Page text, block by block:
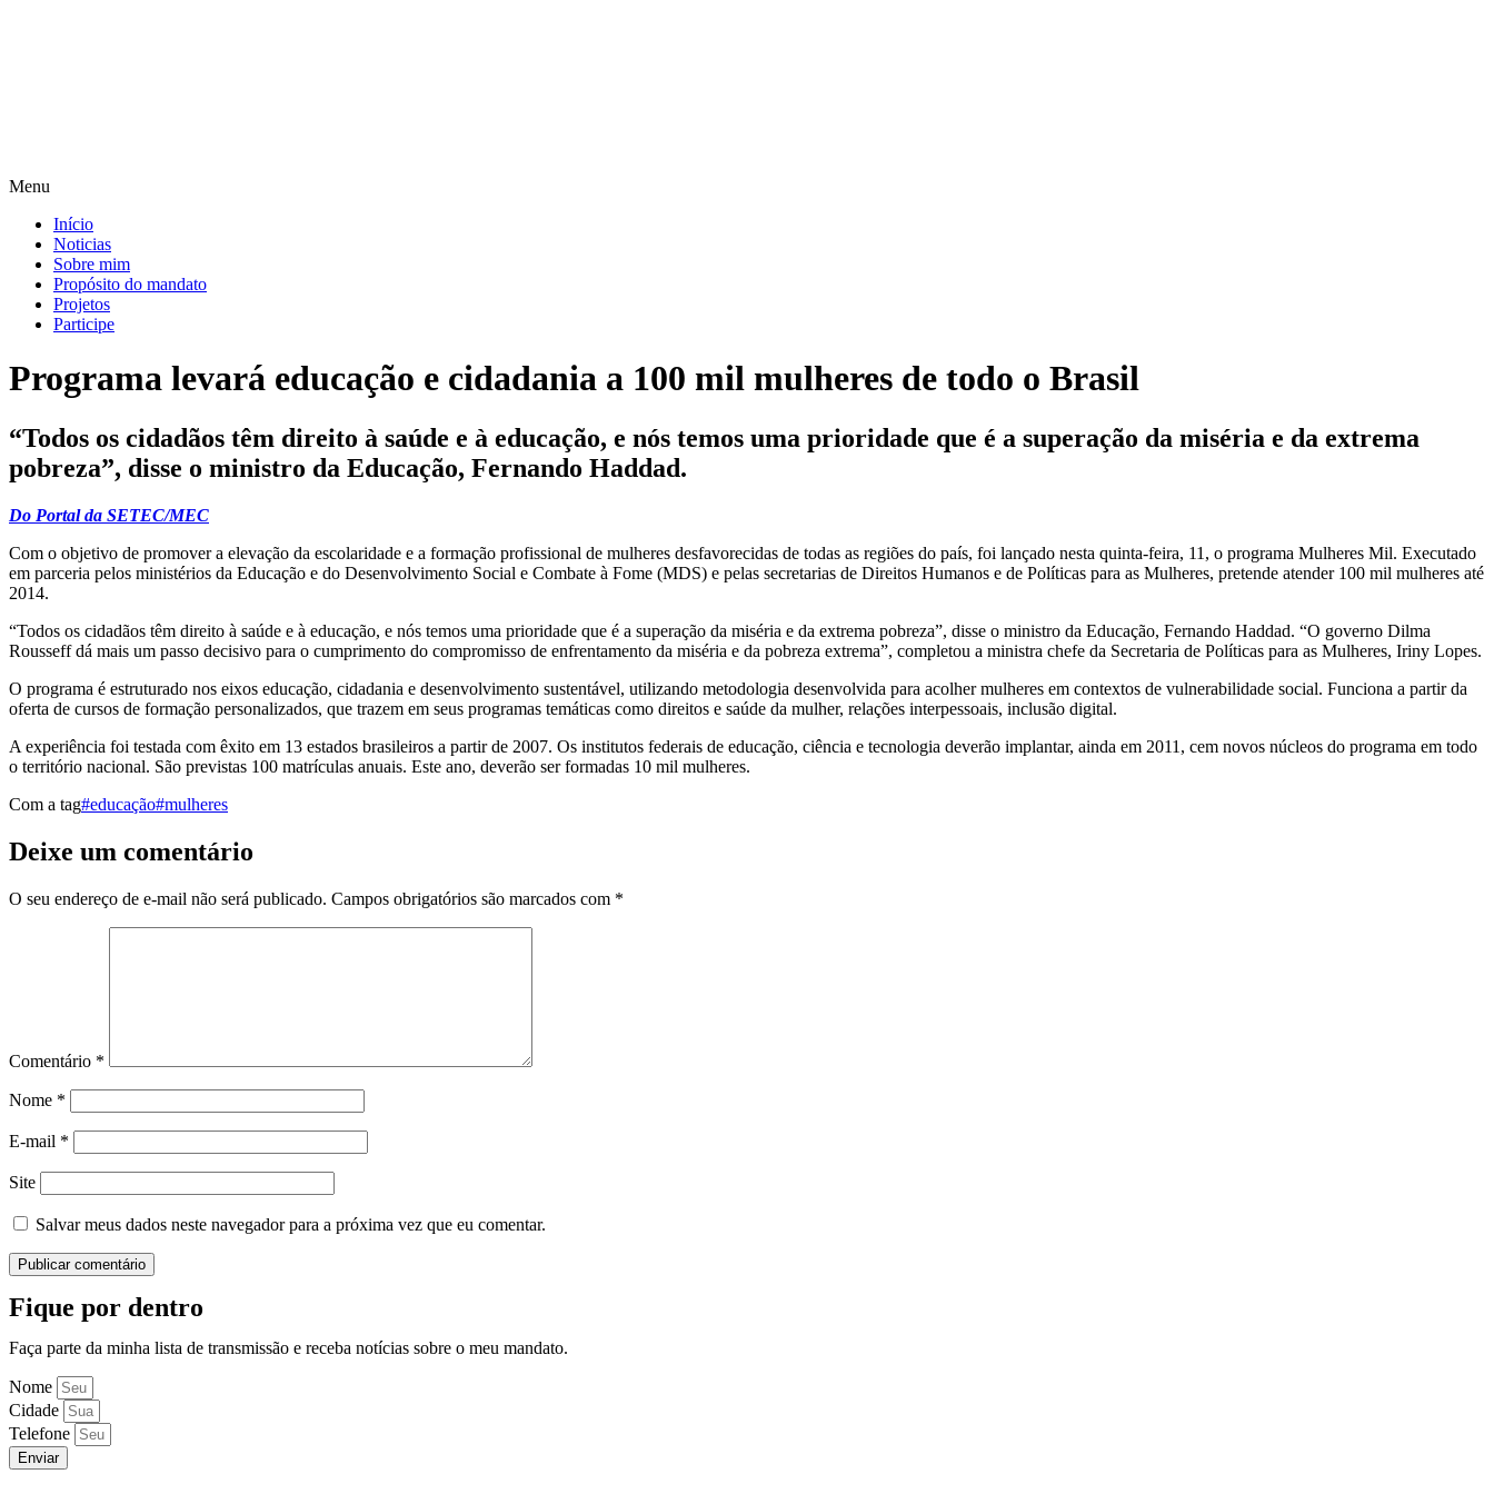
Menu
Início
Noticias
Sobre mim
Propósito do mandato
Projetos
Participe
Programa levará educação e cidadania a 100 mil mulheres de todo o Brasil
“Todos os cidadãos têm direito à saúde e à educação, e nós temos uma prioridade que é a superação da miséria e da extrema
pobreza”, disse o ministro da Educação, Fernando Haddad.
Do Portal da SETEC/MEC
Com o objetivo de promover a elevação da escolaridade e a formação profissional de mulheres desfavorecidas de todas as regiões do país, foi lançado nesta quinta-feira, 11, o programa Mulheres Mil. Executado
em parceria pelos ministérios da Educação e do Desenvolvimento Social e Combate à Fome (MDS) e pelas secretarias de Direitos Humanos e de Políticas para as Mulheres, pretende atender 100 mil mulheres até
2014.
“Todos os cidadãos têm direito à saúde e à educação, e nós temos uma prioridade que é a superação da miséria e da extrema pobreza”, disse o ministro da Educação, Fernando Haddad. “O governo Dilma
Rousseff dá mais um passo decisivo para o cumprimento do compromisso de enfrentamento da miséria e da pobreza extrema”, completou a ministra chefe da Secretaria de Políticas para as Mulheres, Iriny Lopes.
O programa é estruturado nos eixos educação, cidadania e desenvolvimento sustentável, utilizando metodologia desenvolvida para acolher mulheres em contextos de vulnerabilidade social. Funciona a partir da
oferta de cursos de formação personalizados, que trazem em seus programas temáticas como direitos e saúde da mulher, relações interpessoais, inclusão digital.
A experiência foi testada com êxito em 13 estados brasileiros a partir de 2007. Os institutos federais de educação, ciência e tecnologia deverão implantar, ainda em 2011, cem novos núcleos do programa em todo
o território nacional. São previstas 100 matrículas anuais. Este ano, deverão ser formadas 10 mil mulheres.
Com a tag#educação#mulheres
Deixe um comentário
O seu endereço de e-mail não será publicado. Campos obrigatórios são marcados com *
Comentário *
Nome *
E-mail *
Site
Salvar meus dados neste navegador para a próxima vez que eu comentar.
Fique por dentro
Faça parte da minha lista de transmissão e receba notícias sobre o meu mandato.
Nome
Cidade
Telefone
Enviar